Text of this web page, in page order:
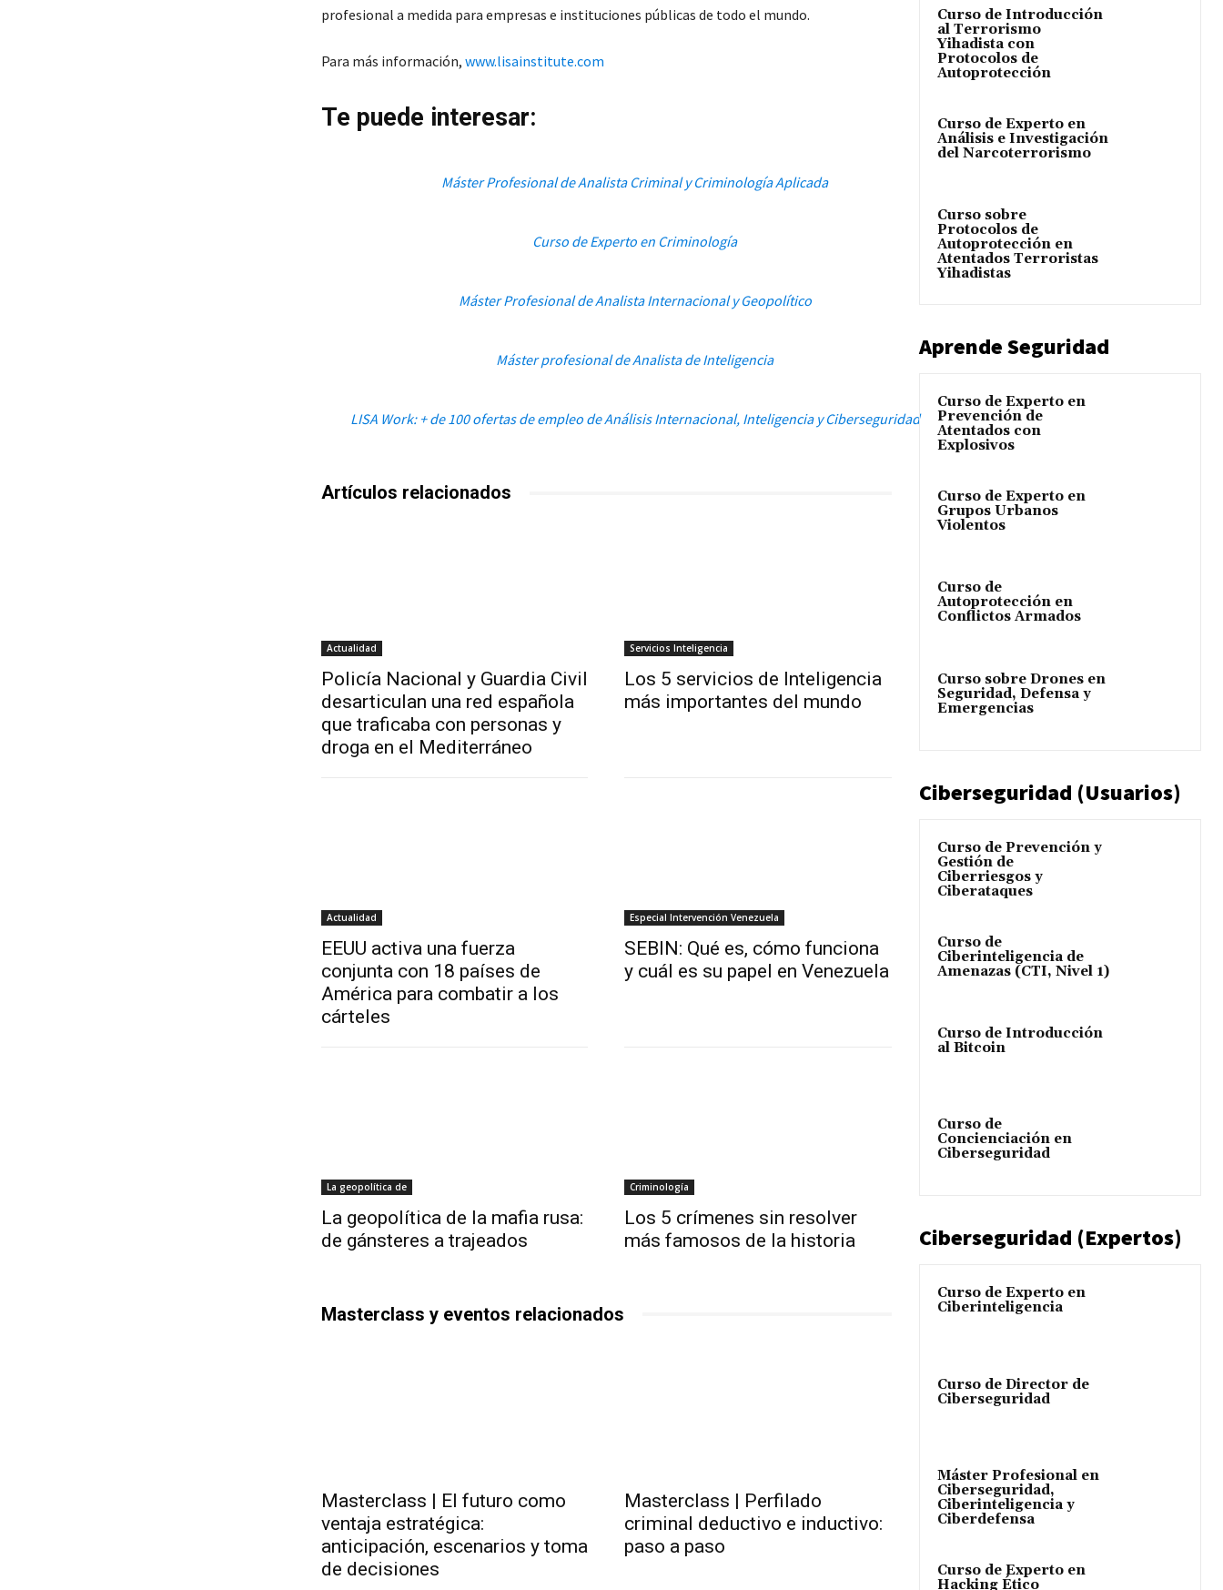
profesional a medida para empresas e instituciones públicas de todo el mundo.
Para más información, www.lisainstitute.com
Te puede interesar:
Máster Profesional de Analista Criminal y Criminología Aplicada
Curso de Experto en Criminología
Máster Profesional de Analista Internacional y Geopolítico
Máster profesional de Analista de Inteligencia
LISA Work: + de 100 ofertas de empleo de Análisis Internacional, Inteligencia y Ciberseguridad
Artículos relacionados
Actualidad
Policía Nacional y Guardia Civil
desarticulan una red española
que traficaba con personas y
droga en el Mediterráneo
Servicios Inteligencia
Los 5 servicios de Inteligencia
más importantes del mundo
Actualidad
EEUU activa una fuerza
conjunta con 18 países de
América para combatir a los
cárteles
Especial Intervención Venezuela
SEBIN: Qué es, cómo funciona
y cuál es su papel en Venezuela
La geopolítica de
La geopolítica de la mafia rusa:
de gánsteres a trajeados
Criminología
Los 5 crímenes sin resolver
más famosos de la historia
Masterclass y eventos relacionados
Masterclass | El futuro como
ventaja estratégica:
anticipación, escenarios y toma
de decisiones
Masterclass | Perfilado
criminal deductivo e inductivo:
paso a paso
Curso de Introducción
al Terrorismo
Yihadista con
Protocolos de
Autoprotección
Curso de Experto en
Análisis e Investigación
del Narcoterrorismo
Curso sobre
Protocolos de
Autoprotección en
Atentados Terroristas
Yihadistas
Aprende Seguridad
Curso de Experto en
Prevención de
Atentados con
Explosivos
Curso de Experto en
Grupos Urbanos
Violentos
Curso de
Autoprotección en
Conflictos Armados
Curso sobre Drones en
Seguridad, Defensa y
Emergencias
Ciberseguridad (Usuarios)
Curso de Prevención y
Gestión de
Ciberriesgos y
Ciberataques
Curso de
Ciberinteligencia de
Amenazas (CTI, Nivel 1)
Curso de Introducción
al Bitcoin
Curso de
Concienciación en
Ciberseguridad
Ciberseguridad (Expertos)
Curso de Experto en
Ciberinteligencia
Curso de Director de
Ciberseguridad
Máster Profesional en
Ciberseguridad,
Ciberinteligencia y
Ciberdefensa
Curso de Experto en
Hacking Ético